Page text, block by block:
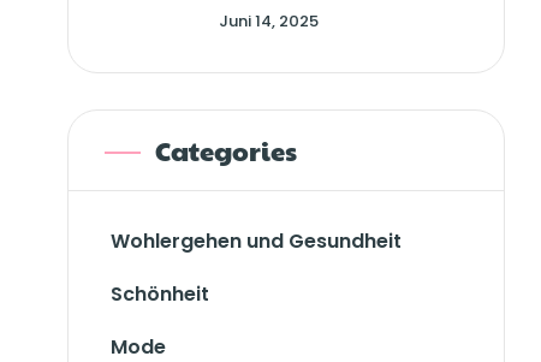
Juni 14, 2025
Categories
Wohlergehen und Gesundheit
Schönheit
Mode